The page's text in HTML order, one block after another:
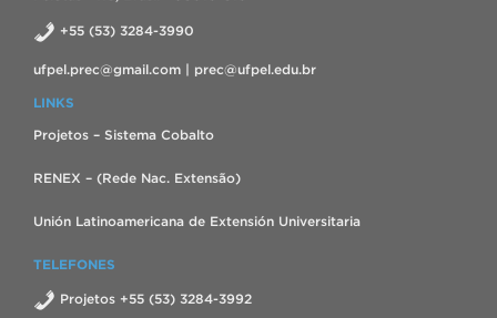
+55 (53) 3284-3990
ufpel.prec@gmail.com | prec@ufpel.edu.br
LINKS
Projetos – Sistema Cobalto
RENEX – (Rede Nac. Extensão)
Unión Latinoamericana de Extensión Universitaria
TELEFONES
Projetos +55 (53) 3284-3992